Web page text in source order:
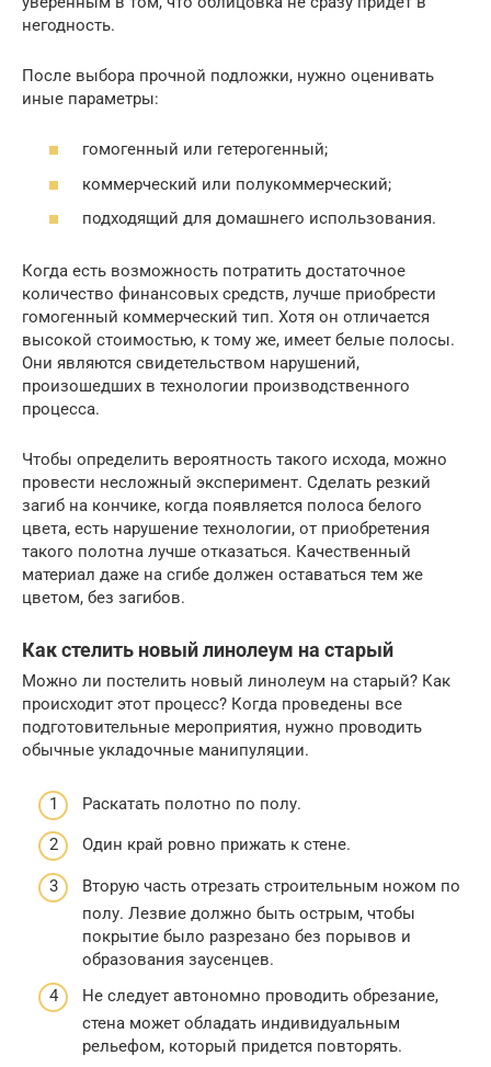
негодность.
После выбора прочной подложки, нужно оценивать
иные параметры:
гомогенный или гетерогенный;
коммерческий или полукоммерческий;
подходящий для домашнего использования.
Когда есть возможность потратить достаточное
количество финансовых средств, лучше приобрести
гомогенный коммерческий тип. Хотя он отличается
высокой стоимостью, к тому же, имеет белые полосы.
Они являются свидетельством нарушений,
произошедших в технологии производственного
процесса.
Чтобы определить вероятность такого исхода, можно
провести несложный эксперимент. Сделать резкий
загиб на кончике, когда появляется полоса белого
цвета, есть нарушение технологии, от приобретения
такого полотна лучше отказаться. Качественный
материал даже на сгибе должен оставаться тем же
цветом, без загибов.
Как стелить новый линолеум на старый
Можно ли постелить новый линолеум на старый? Как
происходит этот процесс? Когда проведены все
подготовительные мероприятия, нужно проводить
обычные укладочные манипуляции.
Раскатать полотно по полу.
Один край ровно прижать к стене.
Вторую часть отрезать строительным ножом по
полу. Лезвие должно быть острым, чтобы
покрытие было разрезано без порывов и
образования заусенцев.
Не следует автономно проводить обрезание,
стена может обладать индивидуальным
рельефом, который придется повторять.